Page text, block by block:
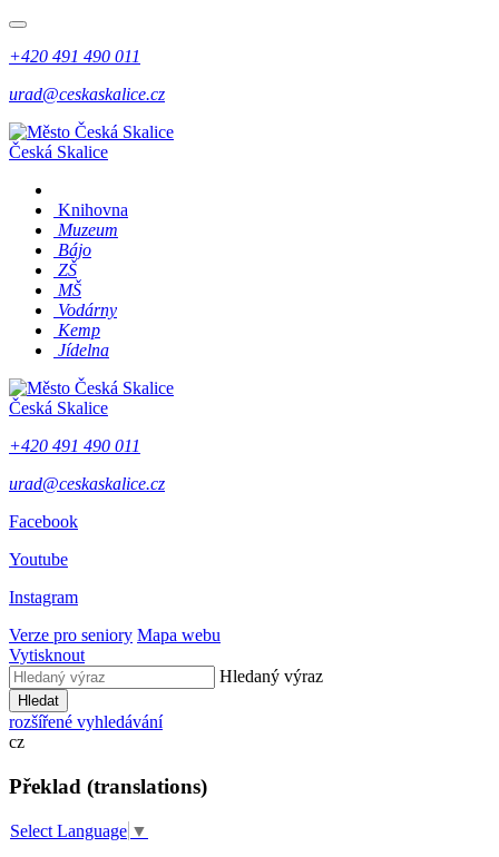
+420 491 490 011
urad@ceskaskalice.cz
Česká Skalice
Knihovna
Muzeum
Bájo
ZŠ
MŠ
Vodárny
Kemp
Jídelna
Česká Skalice
+420 491 490 011
urad@ceskaskalice.cz
Facebook
Youtube
Instagram
Verze pro seniory Mapa webu
Vytisknout
Hledaný výraz
Hledat
rozšířené vyhledávání
cz
Překlad (translations)
Select Language ▼